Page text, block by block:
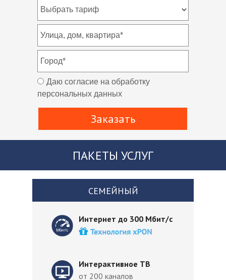
Интернет до 300 Мбит/с
Интерактивное ТВ
от 200 каналов
ПАКЕТЫ УСЛУГ
Даю согласие на обработку
персональных данных
Заказать
СЕМЕЙНЫЙ